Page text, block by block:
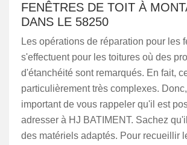
FENÊTRES DE TOIT À
DANS LE 58250
Les opérations de réparation pour les
s'effectuent pour les toitures où des
d'étanchéité sont remarqués. En fait,
particulièrement très complexes.
important de vous rappeler qu'il est
adresser à HJ BATIMENT. Sachez
des matériels adaptés. Pour recueillir